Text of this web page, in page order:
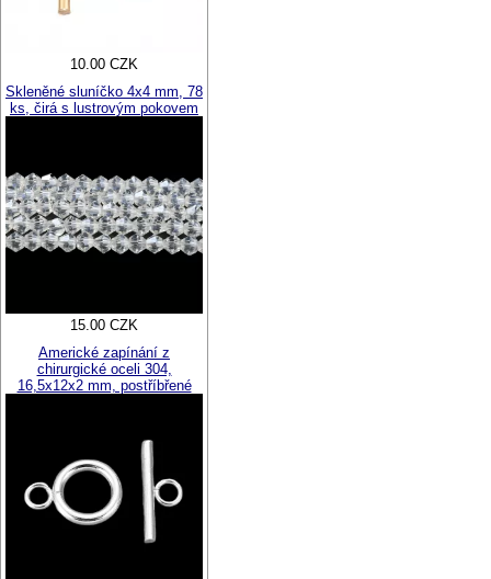
10.00 CZK
Skleněné sluníčko 4x4 mm, 78
ks, čirá s lustrovým pokovem
15.00 CZK
Americké zapínání z
chirurgické oceli 304,
16,5x12x2 mm, postříbřené